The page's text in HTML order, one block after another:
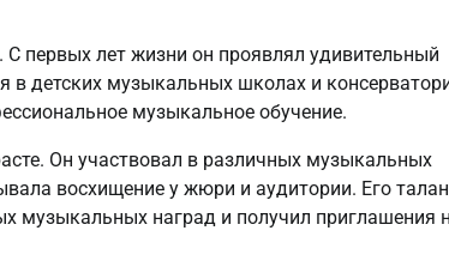
первых лет жизни он проявлял удивительный
в детских музыкальных школах и
музыкальное обучение.
Он участвовал в различных музыкальных
восхищение у жюри и аудитории. Его
музыкальных наград и получил приглашения